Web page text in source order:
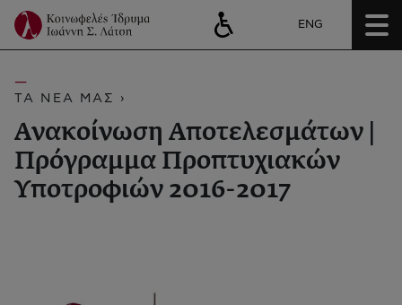
ENG
ΤΑ ΝΕΑ ΜΑΣ ›
Ανακοίνωση Αποτελεσμάτων |
Πρόγραμμα Προπτυχιακών
Υποτροφιών 2016-2017